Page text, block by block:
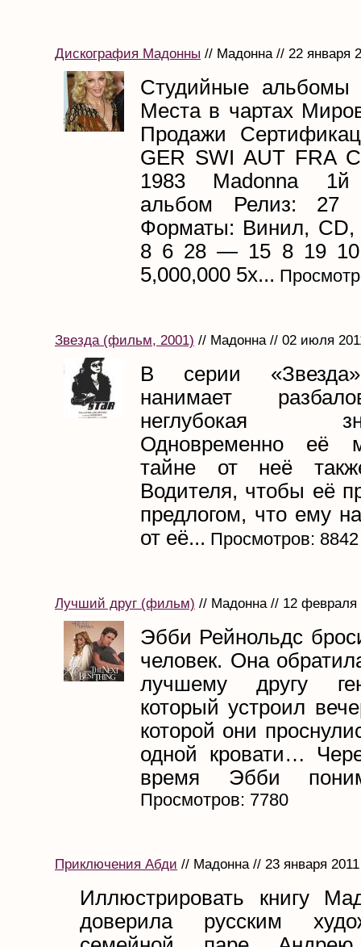
Дискография Мадонны // Мадонна // 22 января
Студийные альбомы
Места в чартах
Продажи
GER SWI AUT FRA
1983 Madonna 1й
альбом Релиз: 27
Форматы: Винил, CD,
8 6 28 — 15 8 19 10
5,000,000 5х...
Звезда (фильм, 2001) // Мадонна // 02 июля
В серии
нанимает
неглубокая
Одновременно её
тайне от неё
Водителя, чтобы её
предлогом, что ему
от её... Просмотров: 8842
Лучший друг (фильм) // Мадонна // 12 февраля
Эбби Рейнольдс
человек. Она
лучшему другу
который устроил
которой они
одной кровати…
время Эбби
Просмотров: 7780
Приключения Абди // Мадонна // 23 января 2011
Иллюстрировать книгу
доверила русским